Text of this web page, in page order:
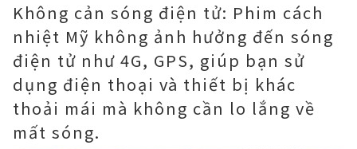
Không cản sóng điện tử: Phim cách
nhiệt Mỹ không ảnh hưởng đến sóng
điện tử như 4G, GPS, giúp bạn sử
dụng điện thoại và thiết bị khác
thoải mái mà không cần lo lắng về
mất sóng.